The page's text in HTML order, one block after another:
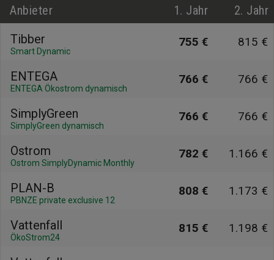
Anbieter 1. Jahr
2. Jahr
Tibber
Smart Dynamic
755 € 815 €
ENTEGA
ENTEGA Ökostrom dynamisch
766 € 766 €
SimplyGreen
SimplyGreen dynamisch
766 € 766 €
Ostrom
Ostrom SimplyDynamic Monthly
782 € 1.166 €
PLAN-B
PBNZE private exclusive 12
808 € 1.173 €
Vattenfall
ÖkoStrom24
815 € 1.198 €